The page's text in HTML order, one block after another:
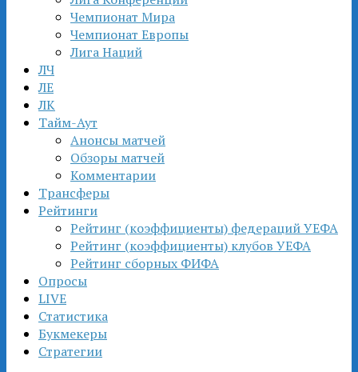
Чемпионат Мира
Чемпионат Европы
Лига Наций
ЛЧ
ЛЕ
ЛК
Тайм-Аут
Анонсы матчей
Обзоры матчей
Комментарии
Трансферы
Рейтинги
Рейтинг (коэффициенты) федераций УЕФА
Рейтинг (коэффициенты) клубов УЕФА
Рейтинг сборных ФИФА
Опросы
LIVE
Статистика
Букмекеры
Стратегии